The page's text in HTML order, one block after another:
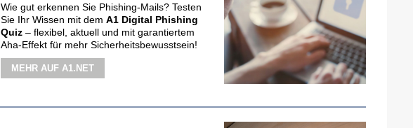
Wie gut erkennen Sie Phishing-Mails? Testen
Sie Ihr Wissen mit dem A1 Digital Phishing
Quiz – flexibel, aktuell und mit garantiertem
Aha-Effekt für mehr Sicherheitsbewusstsein!
MEHR AUF A1.NET